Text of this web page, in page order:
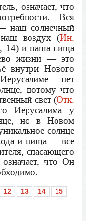
означает, что
Вся
наш солнечный
воздух (Ин.
14) и наша пища
жизни — это
внутри Нового
нет
потому что
свет (Отк.
Иерусалима у
но в Новом
солнце
и пища — все
спасающего
что Он
12 13 14
15